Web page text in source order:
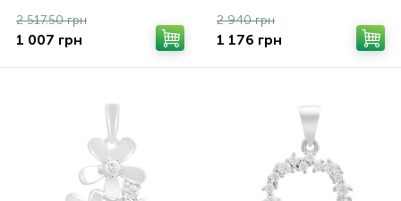
2 517.50 грн
1 007 грн
2 940 грн
1 176 грн